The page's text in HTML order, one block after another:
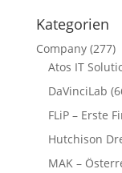
Kategorien
Company(277)
Atos IT
DaVinciLab
FLiP – Erste
Hutchison
MAK –